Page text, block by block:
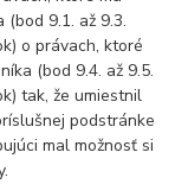
9.1. až 9.3.
o právach, ktoré
(bod 9.4. až 9.5.
tak, že umiestnil
podstránke
mal možnosť si